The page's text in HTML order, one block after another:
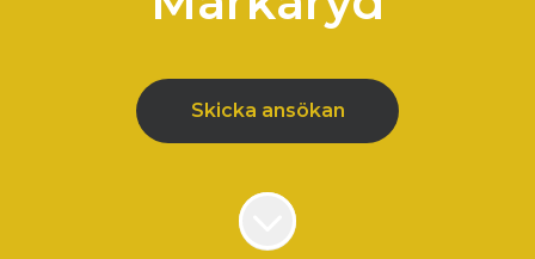
Skicka ansökan